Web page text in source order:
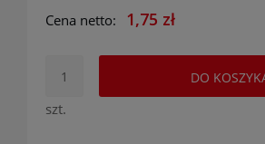
Cena netto: 1,75 zł
szt.
DO